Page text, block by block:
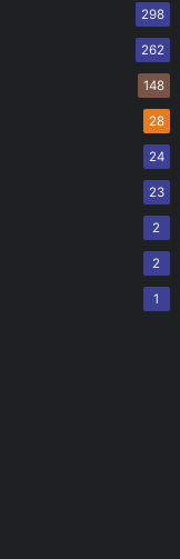
298
262
148
28
24
23
2
2
1